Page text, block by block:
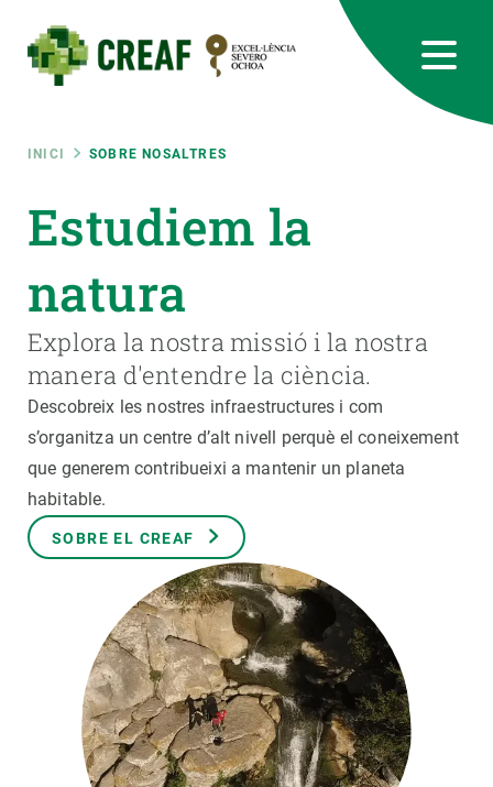
contingut
Fil
d'ariadna
INICI SOBRE NOSALTRES
Estudiem la
natura
Explora la nostra missió i la nostra
manera d'entendre la ciència.
Descobreix les nostres infraestructures i com
s’organitza un centre d’alt nivell perquè el coneixement
que generem contribueixi a mantenir un planeta
habitable.
SOBRE EL CREAF
RRSS
Featured
responsive
INTRANET
Responsive
menu
SOBRE NOSALTRES
RECERCA
CIÈNCIA EN ACCIÓ
UNEIX-TE A NOSALTRES
PARTICIPA
NOTÍCIES I AGENDA